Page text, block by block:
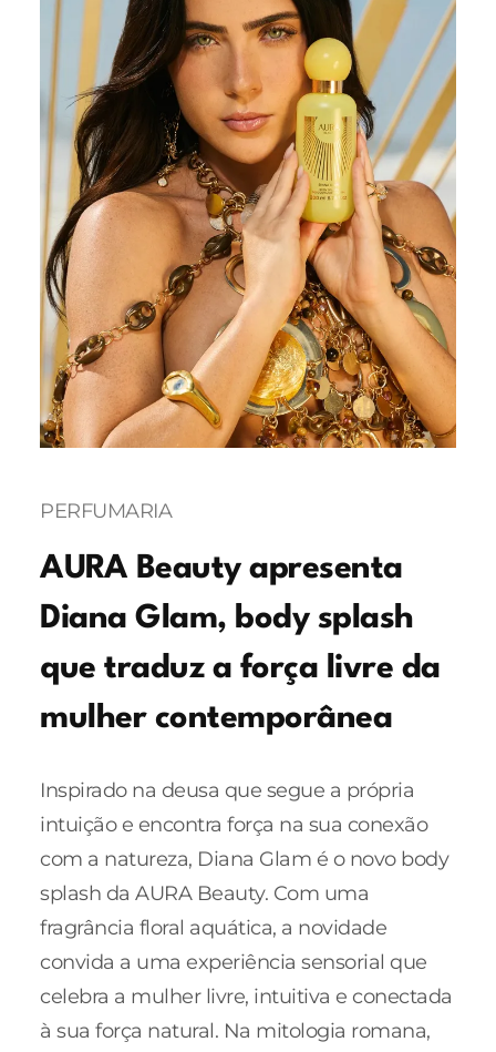
PERFUMARIA
AURA Beauty apresenta
Diana Glam, body splash
que traduz a força livre da
mulher contemporânea
Inspirado na deusa que segue a própria
intuição e encontra força na sua conexão
com a natureza, Diana Glam é o novo body
splash da AURA Beauty. Com uma
fragrância floral aquática, a novidade
convida a uma experiência sensorial que
celebra a mulher livre, intuitiva e conectada
à sua força natural. Na mitologia romana,